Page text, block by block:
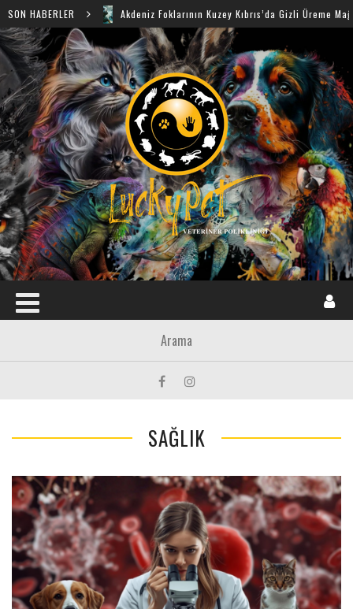
SON HABERLERAkdeniz Foklarının Kuzey Kıbrıs’da Gizli Üreme Mağaraları
SAĞLIK